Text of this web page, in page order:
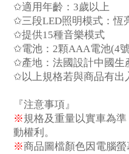
✩適用年齡： 3歲以上
✩三段LED照明模式：恆
✩提供15種音樂模式
✩電池： 2顆AAA電池(4
✩產地：法國設計中國生
✩以上規格若與商品有出
『注意事項』
※規格及重量以實車為準
動權利。
※商品圖檔顏色因電腦